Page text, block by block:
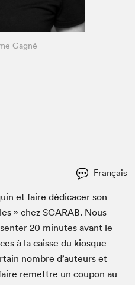
Gagné
Français
et faire dédi­cac­er son
» chezSCARAB. Nous
20 min­utes avant le
à la caisse du kiosque
nom­bre d’auteurs et
remet­tre un coupon au